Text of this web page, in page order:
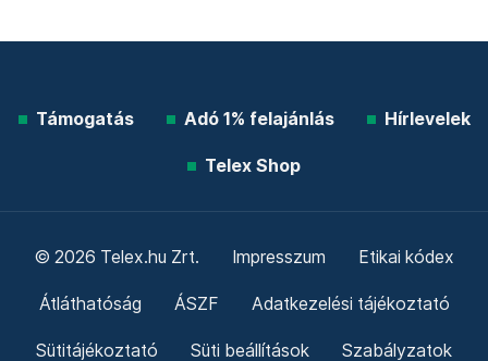
Támogatás Adó 1% felajánlás Hírlevelek
Telex Shop
© 2026 Telex.hu Zrt. Impresszum Etikai kódex
Átláthatóság ÁSZF Adatkezelési tájékoztató
Sütitájékoztató Süti beállítások Szabályzatok